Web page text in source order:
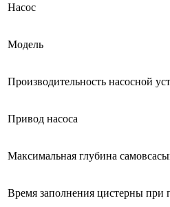
Насос
Модель
Производительность насосной
Привод насоса
Максимальная глубина
Время заполнения цистерны при